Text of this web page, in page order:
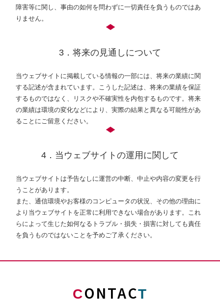
障害等に関し、事由の如何を問わずに一切責任を負うものではあ
りません。
3．将来の見通しについて
当ウェブサイトに掲載している情報の一部には、将来の業績に関
する記述が含まれています。こうした記述は、将来の業績を保証
するものではなく、リスクや不確実性を内包するものです。将来
の業績は環境の変化などにより、実際の結果と異なる可能性があ
ることにご留意ください。
4．当ウェブサイトの運用に関して
当ウェブサイトは予告なしに運営の中断、中止や内容の変更を行
うことがあります。
また、通信環境やお客様のコンピュータの状況、その他の理由に
より当ウェブサイトを正常に利用できない場合があります。これ
らによって生じた如何なるトラブル・損失・損害に対しても責任
を負うものではないことを予めご了承ください。
CONTACT